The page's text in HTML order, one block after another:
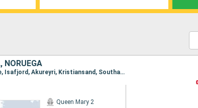
NORUEGA
Itinerário : Southampton, Nova Iorque, Halifax, Sydney, Reiquejavique, Isafjord, Akureyri, Kristiansand, Southampton
Queen Mary 2